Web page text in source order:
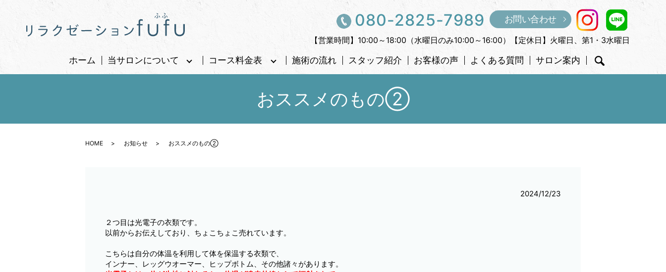
080-2825-7989 お問い合わせ
【営業時間】10:00～18:00（水曜日のみ10:00～16:00）【定休日】火曜日、第1・3水曜日
ホーム 当サロンについて コース料金表 施術の流れ スタッフ紹介 お客様の声 よくある質問 サロン案内
おススメのもの②
HOME お知らせ おススメのもの②
2024/12/23
２つ目は光電子の衣類です。
以前からお伝えしており、ちょこちょこ売れています。
こちらは自分の体温を利用して体を保温する衣類で、
インナー、レッグウオーマー、ヒップボトム、その他諸々があります。